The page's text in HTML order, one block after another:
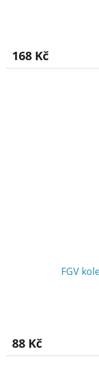
168 Kč
FGV
88 Kč